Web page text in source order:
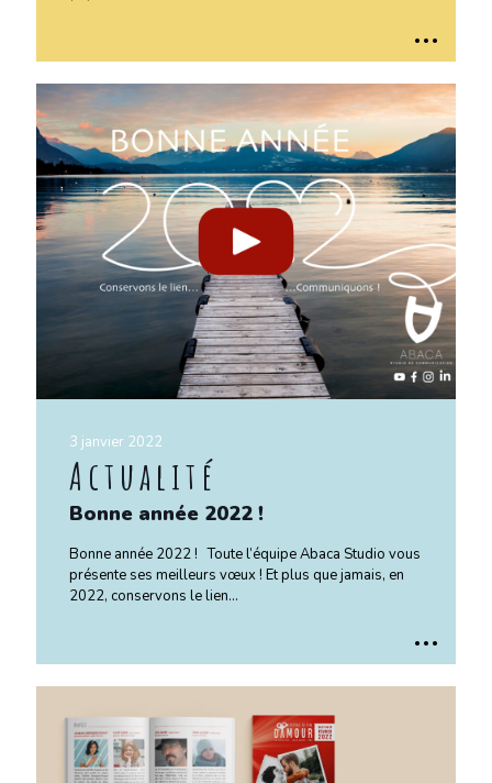
...
3 janvier 2022
Actualité
Bonne année 2022 !
Bonne année 2022 ! Toute l’équipe Abaca Studio vous
présente ses meilleurs vœux ! Et plus que jamais, en
2022, conservons le lien…
...